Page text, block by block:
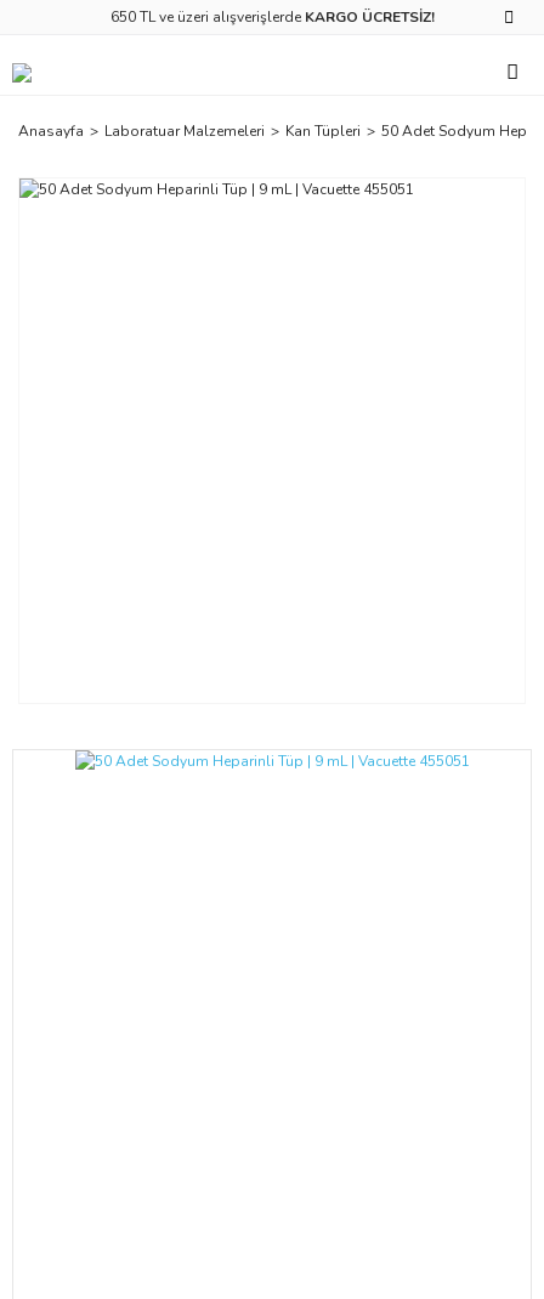
650 TL ve üzeri alışverişlerde KARGO ÜCRETSİZ!
Anasayfa Laboratuar Malzemeleri Kan Tüpleri 50 Adet Sodyum